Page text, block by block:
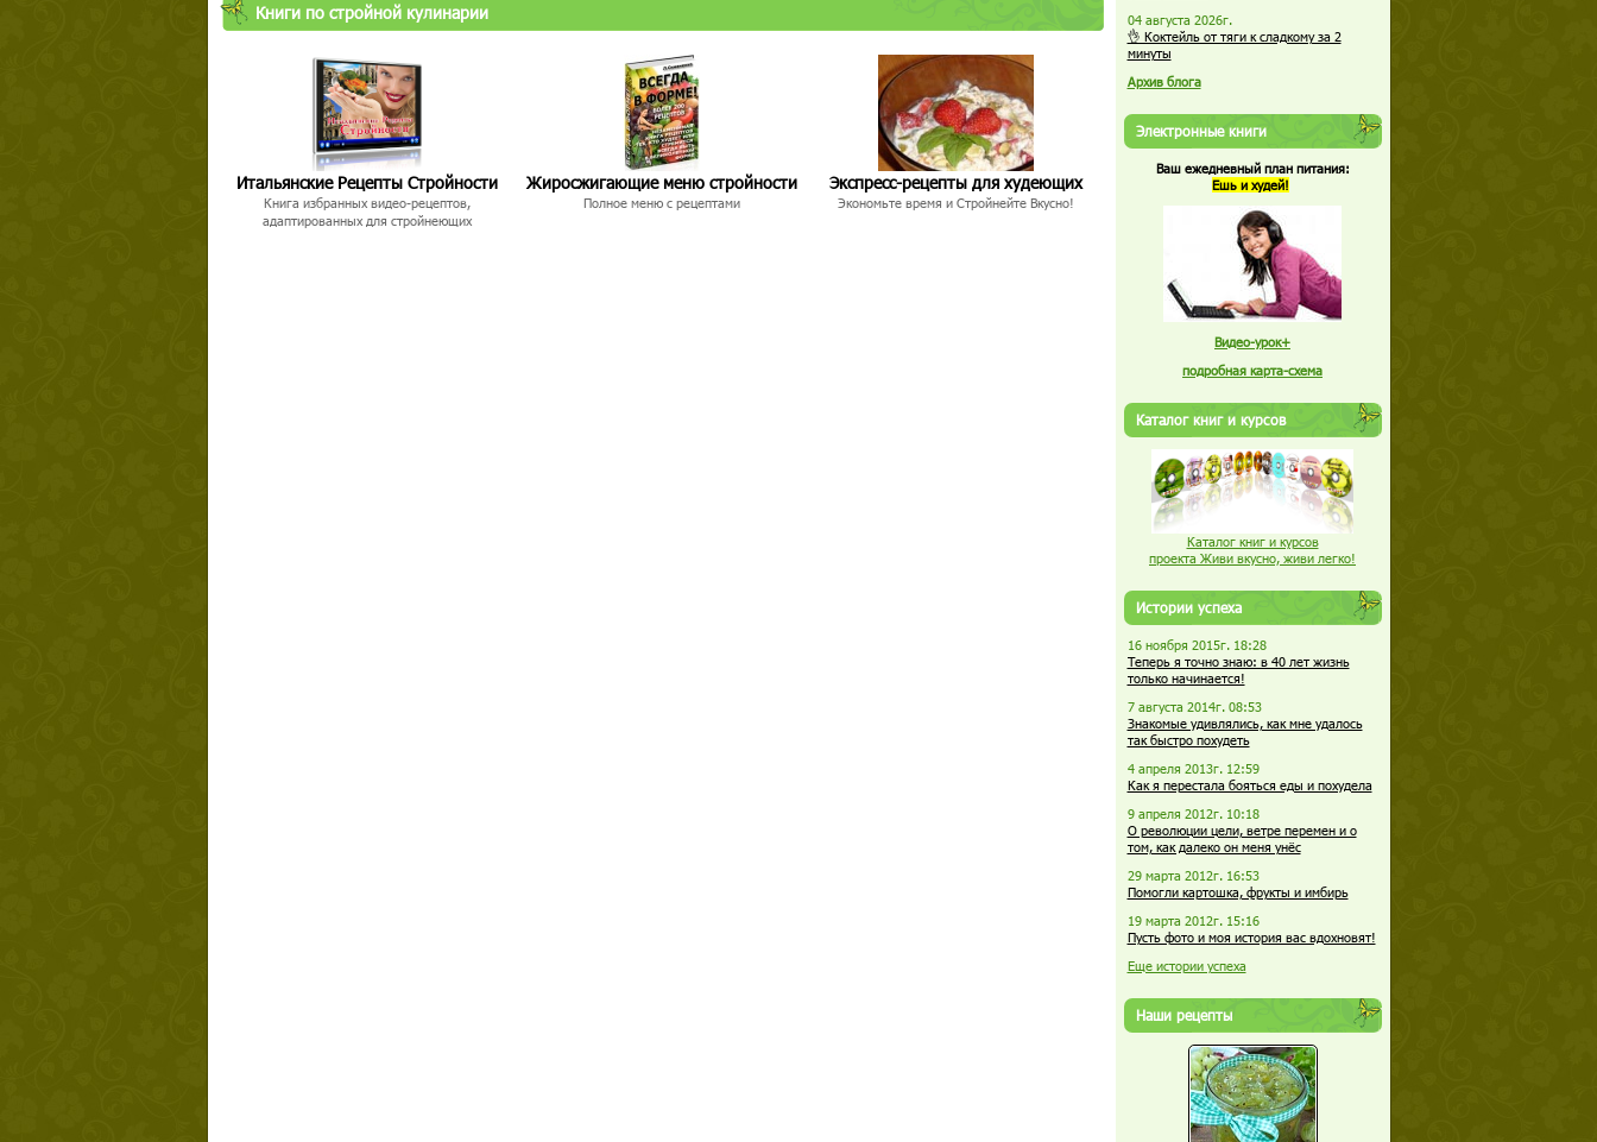
Книги по стройной кулинарии
Итальянские Рецепты Стройности
Книга избранных видео-рецептов,
адаптированных для стройнеющих
Жиросжигающие меню стройности
Полное меню с рецептами
Экспресс-рецепты для худеющих
Экономьте время и Стройнейте Вкусно!
04 августа 2026г.
👌 Коктейль от тяги к сладкому за 2
минуты
Архив блога
Электронные книги
Ваш ежедневный план питания:
Ешь и худей!
Видео-урок+
подробная карта-схема
Каталог книг и курсов
Каталог книг и курсов
проекта Живи вкусно, живи легко!
Истории успеха
16 ноября 2015г. 18:28
Теперь я точно знаю: в 40 лет жизнь
только начинается!
7 августа 2014г. 08:53
Знакомые удивлялись, как мне удалось
так быстро похудеть
4 апреля 2013г. 12:59
Как я перестала бояться еды и похудела
9 апреля 2012г. 10:18
О революции цели, ветре перемен и о
том, как далеко он меня унёс
29 марта 2012г. 16:53
Помогли картошка, фрукты и имбирь
19 марта 2012г. 15:16
Пусть фото и моя история вас вдохновят!
Еще истории успеха
Наши рецепты